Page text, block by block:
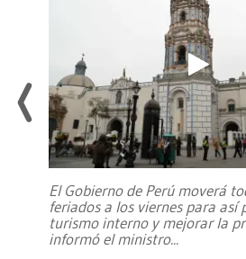
El Gobierno de Perú moverá
feriados a los viernes para así
turismo interno y mejorar la
informó el ministro...